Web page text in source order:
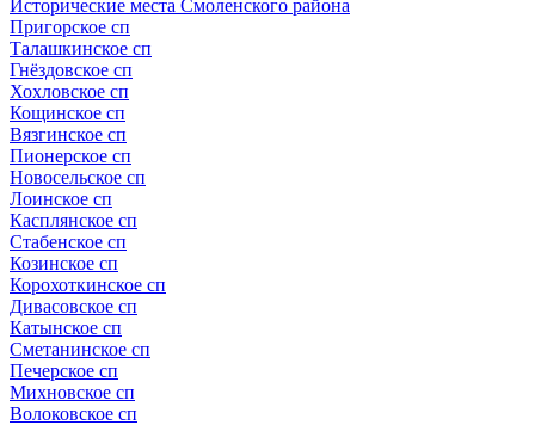
Исторические места Смоленского района
Пригорское сп
Талашкинское сп
Гнёздовское сп
Хохловское сп
Кощинское сп
Вязгинское сп
Пионерское сп
Новосельское сп
Лоинское сп
Касплянское сп
Стабенское сп
Козинское сп
Корохоткинское сп
Дивасовское сп
Катынское сп
Сметанинское сп
Печерское сп
Михновское сп
Волоковское сп